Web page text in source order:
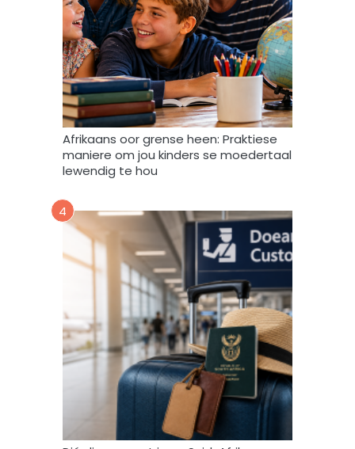
a
m
a
g
v
e
r
w
e
r
,
s
o
n
g
e
k
Afrikaans oor grense heen: Praktiese
maniere om jou kinders se moedertaal
lewendig te hou
4